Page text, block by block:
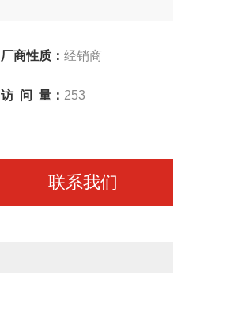
厂商性质： 经销商
访 问 量： 253
联系我们